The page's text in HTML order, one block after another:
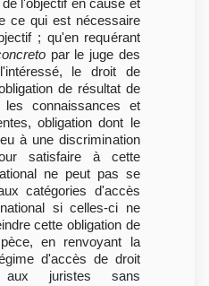
ce qui est nécessaire
; qu'en requérant
par le juge des
le droit de
de résultat de
connaissances et
obligation dont le
à une discrimination
satisfaire à cette
ne peut pas se
catégories d'accès
si celles-ci ne
cette obligation de
en renvoyant la
d'accès de droit
aux juristes sans